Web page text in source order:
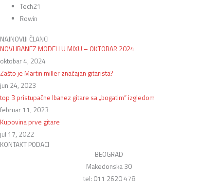
Tech21
Rowin
NAJNOVIJI ČLANCI
NOVI IBANEZ MODELI U MIXU – OKTOBAR 2024
oktobar 4, 2024
Zašto je Martin miller značajan gitarista?
jun 24, 2023
top 3 pristupačne Ibanez gitare sa „bogatim“ izgledom
februar 11, 2023
Kupovina prve gitare
jul 17, 2022
KONTAKT PODACI
BEOGRAD
Makedonska 30
tel: 011 2620 478